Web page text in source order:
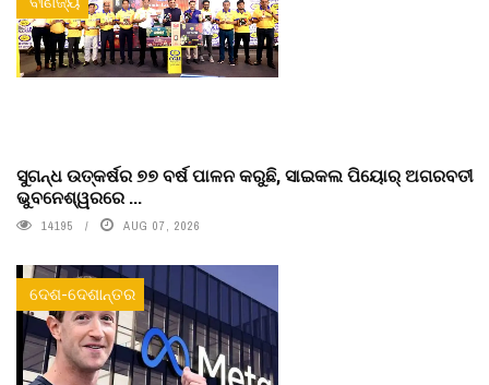
ସୁଗନ୍ଧ ଉତ୍କର୍ଷର ୭୭ ବର୍ଷ ପାଳନ କରୁଛି, ସାଇକଲ ପିୟୋର୍‌ ଅଗରବତୀ
ଭୁବନେଶ୍ୱରରେ ...
14195 AUG 07, 2026
ଦେଶ-ଦେଶାନ୍ତର